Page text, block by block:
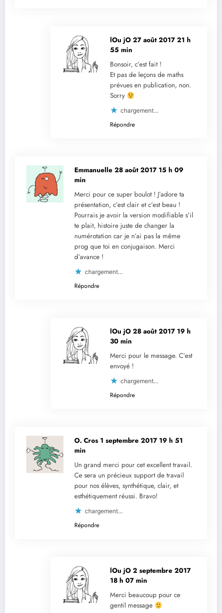
lOu jO 27 août 2017 21 h
55 min
Bonsoir, c’est fait !
Et pas de leçons de maths
prévues en publication, non.
Sorry
chargement…
Répondre
Emmanuelle 28 août 2017 15 h 09
min
Merci pour ce super boulot ! J’adore ta
présentation, c’est clair et c’est beau !
Pourrais je avoir la version modifiable s’il
te plait, histoire juste de changer la
numérotation car je n’ai pas la même
prog que toi en conjugaison. Merci
d’avance !
chargement…
Répondre
lOu jO 28 août 2017 19 h
30 min
Merci pour le message. C’est
envoyé !
chargement…
Répondre
O. Cros 1 septembre 2017 19 h 51
min
Un grand merci pour cet excellent travail.
Ce sera un précieux support de travail
pour nos élèves, synthétique, clair, et
esthétiquement réussi. Bravo!
chargement…
Répondre
lOu jO 2 septembre 2017
18 h 07 min
Merci beaucoup pour ce
gentil message